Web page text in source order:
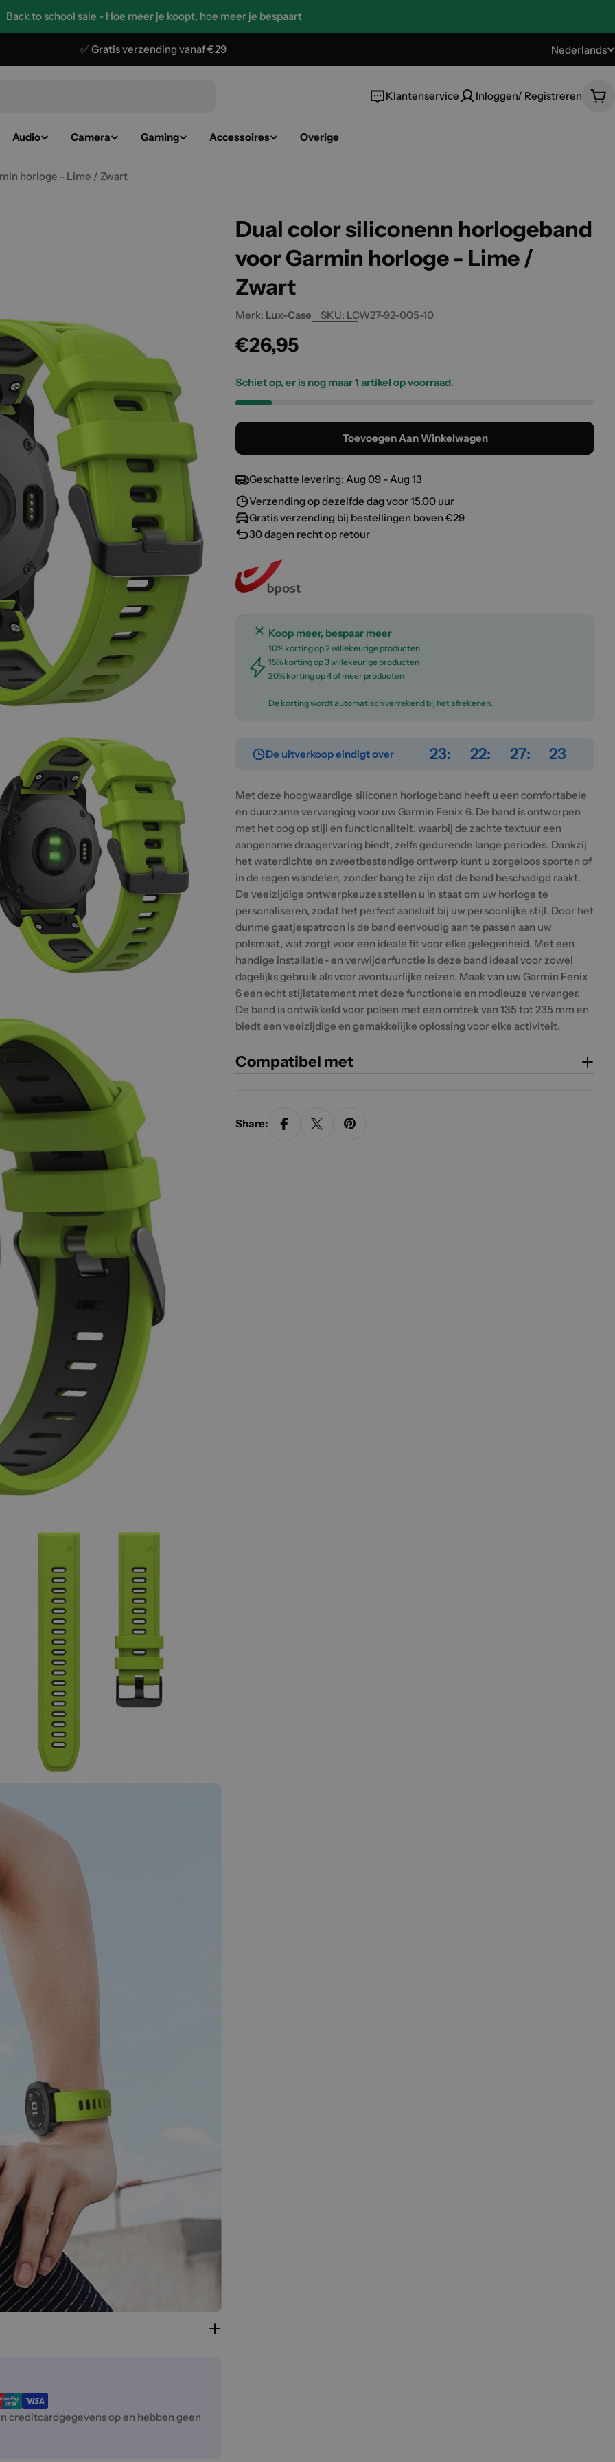
Back to school sale - Hoe meer je koopt, hoe meer je bespaart
✅ Gratis verzending vanaf €29
T
a
Nederlands
Klantenservice Inloggen/ Registreren
Audio Camera Gaming Accessoires Overige
horloge - Lime / Zwart
2 in modal
5 in modal
creditcardgegevens op en hebben geen
Dual color siliconenn horlogeband
voor Garmin horloge - Lime /
Zwart
Merk: Lux-Case SKU: LCW27-92-005-10
Normale
€26,95
Schiet op, er is nog maar1 artikel op voorraad.
Toevoegen Aan Winkelwagen
Geschatte levering:Aug 09 - Aug 13
Verzending op dezelfde dag voor 15.00 uur
Gratis verzending bij bestellingen boven €29
30 dagen recht op retour
Koop meer, bespaar meer
10% korting op 2 willekeurige producten
15% korting op 3 willekeurige producten
20% korting op 4 of meer producten
De korting wordt automatisch verrekend bij het afrekenen.
De uitverkoop eindigt over 23 22 27 22
Met deze hoogwaardige siliconen horlogeband heeft u een comfortabele
en duurzame vervanging voor uw Garmin Fenix 6. De band is ontworpen
met het oog op stijl en functionaliteit, waarbij de zachte textuur een
aangename draagervaring biedt, zelfs gedurende lange periodes. Dankzij
het waterdichte en zweetbestendige ontwerp kunt u zorgeloos sporten of
in de regen wandelen, zonder bang te zijn dat de band beschadigd raakt.
De veelzijdige ontwerpkeuzes stellen u in staat om uw horloge te
personaliseren, zodat het perfect aansluit bij uw persoonlijke stijl. Door het
dunme gaatjespatroon is de band eenvoudig aan te passen aan uw
polsmaat, wat zorgt voor een ideale fit voor elke gelegenheid. Met een
handige installatie- en verwijderfunctie is deze band ideaal voor zowel
dagelijks gebruik als voor avontuurlijke reizen. Maak van uw Garmin Fenix
6 een echt stijlstatement met deze functionele en modieuze vervanger.
De band is ontwikkeld voor polsen met een omtrek van 135 tot 235 mm en
biedt een veelzijdige en gemakkelijke oplossing voor elke activiteit.
Compatibel met
Share: